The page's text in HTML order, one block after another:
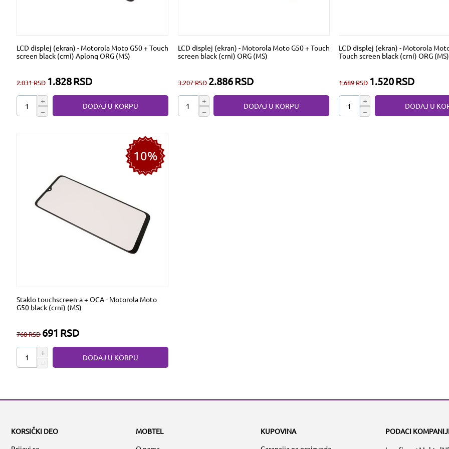
LCD displej (ekran) - Motorola Moto G50 + Touch
screen black (crni) Aplong ORG (MS)
2.031RSD 1.828RSD
+
−
DODAJ U KORPU
LCD displej (ekran) - Motorola Moto G50 + Touch
screen black (crni) ORG (MS)
3.207RSD 2.886RSD
+
−
DODAJ U KORPU
LCD displej (ekran) - Motorola
Touch screen black (crni) ORG (MS)
1.689RSD 1.520RSD
+
−
DODAJ U
10%
Staklo touchscreen-a + OCA - Motorola Moto
G50 black (crni) (MS)
768RSD 691 RSD
+
−
DODAJ U KORPU
KORSIČKI DEO
MOBTEL
KUPOVINA
PODACI